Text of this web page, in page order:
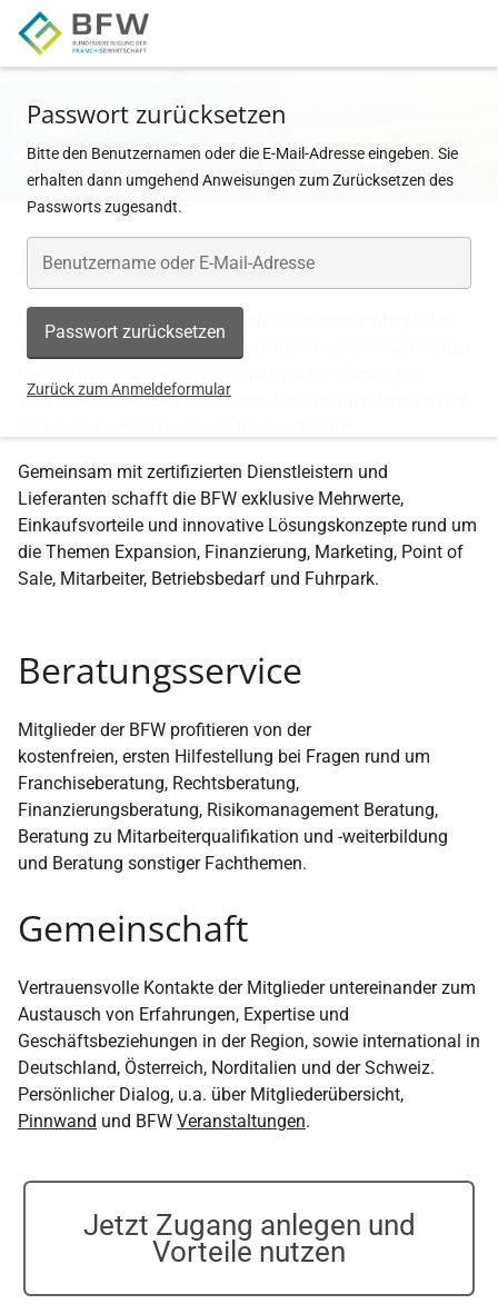
Zur Hauptnavigation springen
Zum Hauptinhalt springen
Zur Seitenfußzeile springen
Mitgliederbereich
Online-Services der BFW
Passwort zurücksetzen
Bitte den Benutzernamen oder die E-Mail-Adresse eingeben. Sie
erhalten dann umgehend Anweisungen zum Zurücksetzen des
Passworts zugesandt.
Passwort zurücksetzen
Zurück zum Anmeldeformular
Einkaufsvorteile
Über die BFW Einkaufsvorteile profitieren alle Mitglieder
attraktiven Einkaufskonditionen, herausragendem Service
Gemeinsam mit zertifizierten Dienstleistern und
Lieferanten schafft die BFW exklusive Mehrwerte,
Einkaufsvorteile und innovative Lösungskonzepte rund um
die Themen Expansion, Finanzierung, Marketing, Point of
Sale, Mitarbeiter, Betriebsbedarf und Fuhrpark.
Beratungsservice
Mitglieder der BFW profitieren von der
kostenfreien, ersten Hilfestellung bei Fragen rund um
Franchiseberatung, Rechtsberatung,
Finanzierungsberatung, Risikomanagement Beratung,
Beratung zu Mitarbeiterqualifikation und -weiterbildung
und Beratung sonstiger Fachthemen.
Gemeinschaft
Vertrauensvolle Kontakte der Mitglieder untereinander zum
Austausch von Erfahrungen, Expertise und
Geschäftsbeziehungen in der Region, sowie international in
Deutschland, Österreich, Norditalien und der Schweiz.
Persönlicher Dialog, u.a. über Mitgliederübersicht,
Pinnwand und BFW Veranstaltungen.
Jetzt Zugang anlegen und
Vorteile nutzen